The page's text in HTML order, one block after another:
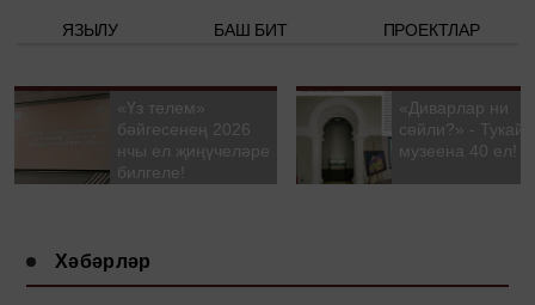
ЯЗЫЛУ БАШ БИТ ПРОЕКТЛАР
«Үз телем»
бәйгесенең 2026
нчы ел җиңүчеләре
билгеле!
«Диварлар ни
сөйли?» - Тукай
музеена 40 ел!
Хәбәрләр